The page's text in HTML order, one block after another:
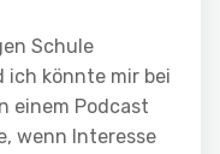
Schule
ich könnte mir bei
einem Podcast
wenn Interesse